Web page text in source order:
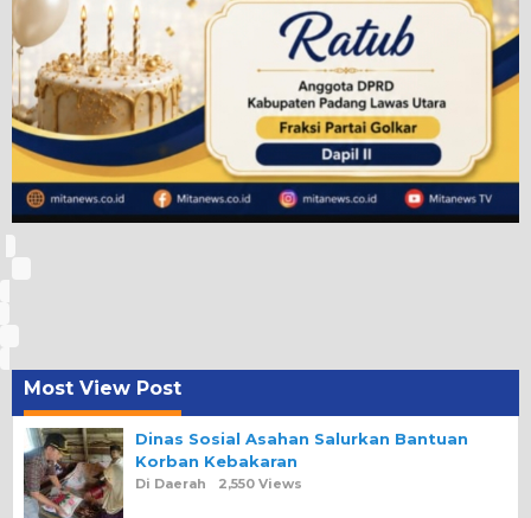
Most View Post
Dinas Sosial Asahan Salurkan Bantuan
Korban Kebakaran
Di Daerah 2,550 Views